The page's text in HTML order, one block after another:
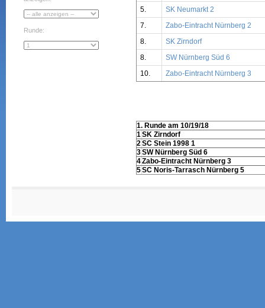
Runde:
5.
SK Neumarkt 2
7.
Zabo-Eintracht Nürnberg 2
8.
SK Zirndorf
8.
SW Nürnberg Süd 6
10.
Zabo-Eintracht Nürnberg 3
1. Runde am 10/19/18
1 SK Zirndorf
2 SC Stein 1998 1
3SW Nürnberg Süd 6
4Zabo-Eintracht Nürnberg 3
5SC Noris-Tarrasch Nürnberg 5